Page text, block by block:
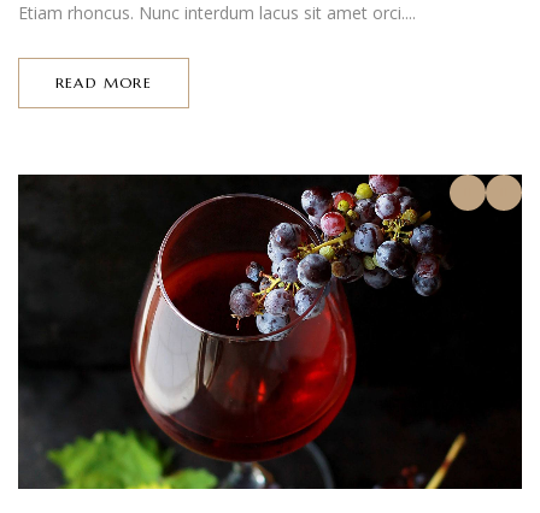
Etiam rhoncus. Nunc interdum lacus sit amet orci....
READ MORE